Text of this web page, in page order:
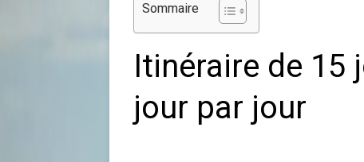
Sommaire
Itinéraire de 15
jour par jour